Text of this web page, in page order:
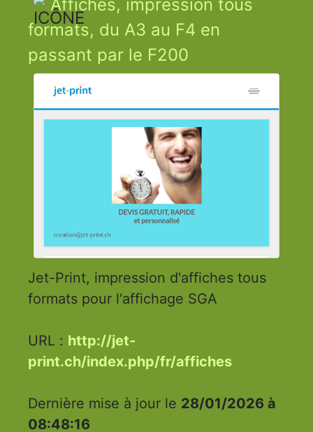
Affiches, impression tous
formats, du A3 au F4 en
passant par le F200
Jet-Print, impression d'affiches tous
formats pour l'affichage SGA
URL : http://jet-
print.ch/index.php/fr/affiches
Dernière mise à jour le 28/01/2026 à
08:48:16